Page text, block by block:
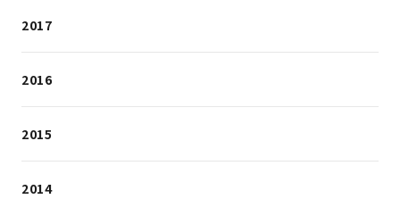
2017
2016
2015
2014